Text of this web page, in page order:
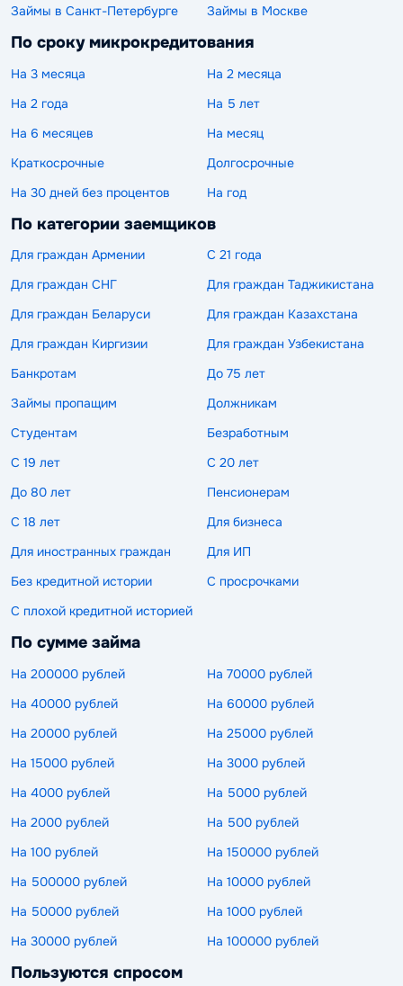
Займы в Санкт-Петербурге
Займы в Москве
По сроку микрокредитования
На 3 месяца
На 2 месяца
На 2 года
На 5 лет
На 6 месяцев
На месяц
Краткосрочные
Долгосрочные
На 30 дней без процентов
На год
По категории заемщиков
Для граждан Армении
С 21 года
Для граждан СНГ
Для граждан Таджикистана
Для граждан Беларуси
Для граждан Казахстана
Для граждан Киргизии
Для граждан Узбекистана
Банкротам
До 75 лет
Займы пропащим
Должникам
Студентам
Безработным
С 19 лет
С 20 лет
До 80 лет
Пенсионерам
С 18 лет
Для бизнеса
Для иностранных граждан
Для ИП
Без кредитной истории
С просрочками
С плохой кредитной историей
По сумме займа
На 200000 рублей
На 70000 рублей
На 40000 рублей
На 60000 рублей
На 20000 рублей
На 25000 рублей
На 15000 рублей
На 3000 рублей
На 4000 рублей
На 5000 рублей
На 2000 рублей
На 500 рублей
На 100 рублей
На 150000 рублей
На 500000 рублей
На 10000 рублей
На 50000 рублей
На 1000 рублей
На 30000 рублей
На 100000 рублей
Пользуются спросом